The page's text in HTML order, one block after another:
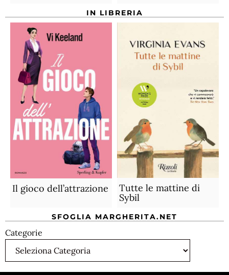
IN LIBRERIA
Il gioco dell’attrazione
Tutte le mattine di
Sybil
SFOGLIA MARGHERITA.NET
Categorie